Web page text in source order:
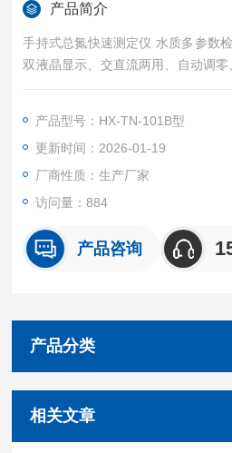
产品简介
手持式总氮快速测定仪 水质多参数
双液晶显示、交直流两用、自动调零
动打印等特点
产品型号：HX-TN-101B型
更新时间：2026-01-19
厂商性质：生产厂家
访问量：884
产品咨询
产品分类
相关文章